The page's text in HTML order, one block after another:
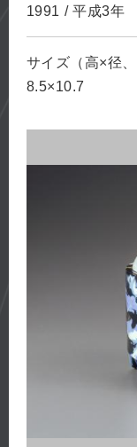
1991 / 平成3年
サイズ（高×径
8.5×10.7